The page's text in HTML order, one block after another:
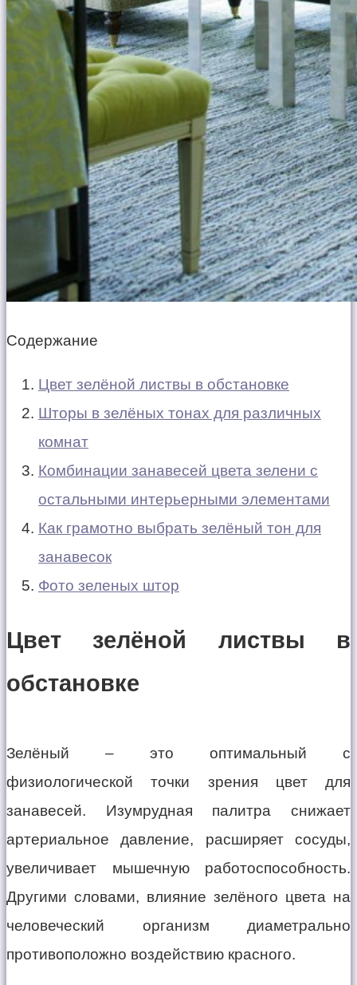
Содержание
Цвет зелёной листвы в обстановке
Шторы в зелёных тонах для различных
комнат
Комбинации занавесей цвета зелени с
остальными интерьерными элементами
Как грамотно выбрать зелёный тон для
занавесок
Фото зеленых штор
Цвет зелёной листвы в
обстановке
Зелёный – это оптимальный с
физиологической точки зрения цвет для
занавесей. Изумрудная палитра снижает
артериальное давление, расширяет сосуды,
увеличивает мышечную работоспособность.
Другими словами, влияние зелёного цвета на
человеческий организм диаметрально
противоположно воздействию красного.